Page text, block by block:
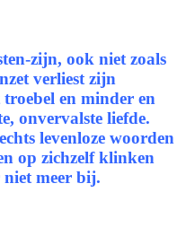
zijn, ook niet zoals
verliest zijn
en minder en
onvervalste liefde.
levenloze woorden
op zichzelf klinken
meer bij.